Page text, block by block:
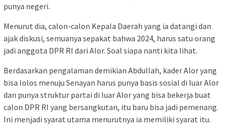
punya negeri.
Menurut dia, calon-calon Kepala Daerah yang ia datangi dan
ajak diskusi, semuanya sepakat bahwa 2024, harus satu orang
jadi anggota DPR RI dari Alor. Soal siapa nanti kita lihat.
Berdasarkan pengalaman demikian Abdullah, kader Alor yang
bisa lolos menuju Senayan harus punya basis sosial di luar Alor
dan punya struktur partai di luar Alor yang bisa bekerja buat
calon DPR RI yang bersangkutan, itu baru bisa jadi pemenang.
Ini menjadi syarat utama menurutnya ia memiliki syarat itu.